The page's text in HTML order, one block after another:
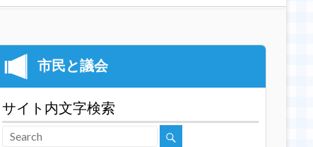
サイト内文字検索